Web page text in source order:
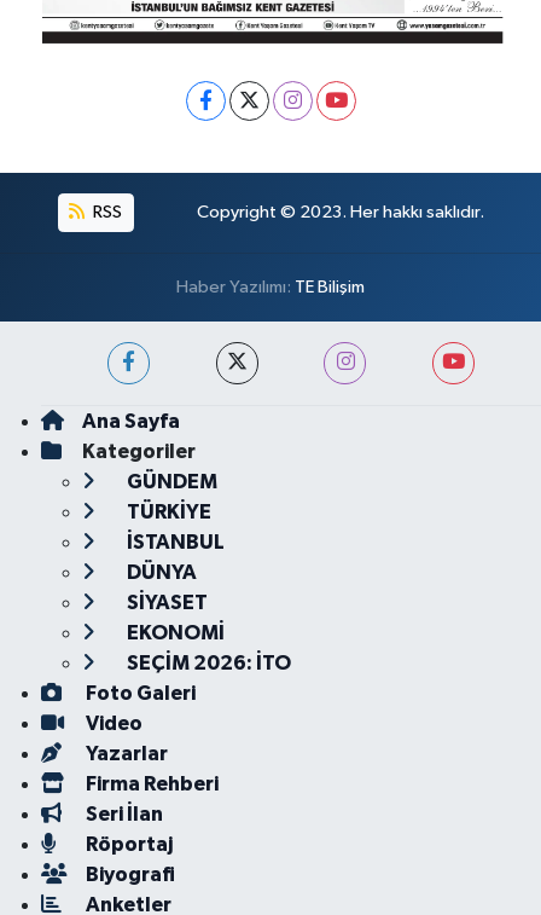
RSS Copyright © 2023. Her hakkı saklıdır.
Haber Yazılımı: TE Bilişim
Ana Sayfa
Kategoriler
GÜNDEM
TÜRKİYE
İSTANBUL
DÜNYA
SİYASET
EKONOMİ
SEÇİM 2026: İTO
Foto Galeri
Video
Yazarlar
Firma Rehberi
Seri İlan
Röportaj
Biyografi
Anketler